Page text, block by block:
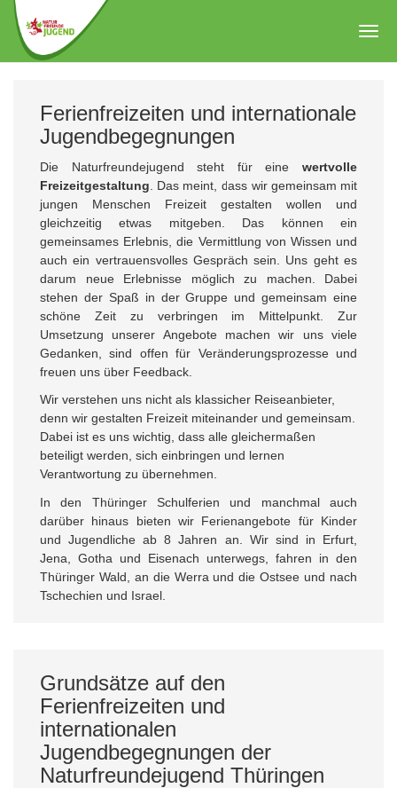
Zum
Hauptinhalt
springen
Ferienfreizeiten und internationale
Jugendbegegnungen
Die Naturfreundejugend steht für eine wertvolle
Freizeitgestaltung . Das meint, dass wir gemeinsam mit
jungen Menschen Freizeit gestalten wollen und
gleichzeitig etwas mitgeben. Das können ein
gemeinsames Erlebnis, die Vermittlung von Wissen und
auch ein vertrauensvolles Gespräch sein. Uns geht es
darum neue Erlebnisse möglich zu machen. Dabei
stehen der Spaß in der Gruppe und gemeinsam eine
schöne Zeit zu verbringen im Mittelpunkt. Zur
Umsetzung unserer Angebote machen wir uns viele
Gedanken, sind offen für Veränderungsprozesse und
freuen uns über Feedback.
Wir verstehen uns nicht als klassicher Reiseanbieter,
denn wir gestalten Freizeit miteinander und gemeinsam.
Dabei ist es uns wichtig, dass alle gleichermaßen
beteiligt werden, sich einbringen und lernen
Verantwortung zu übernehmen.
In den Thüringer Schulferien und manchmal auch
darüber hinaus bieten wir Ferienangebote für Kinder
und Jugendliche ab 8 Jahren an. Wir sind in Erfurt,
Jena, Gotha und Eisenach unterwegs, fahren in den
Thüringer Wald, an die Werra und die Ostsee und nach
Tschechien und Israel.
Grundsätze auf den
Ferienfreizeiten und
internationalen
Jugendbegegnungen der
Naturfreundejugend Thüringen